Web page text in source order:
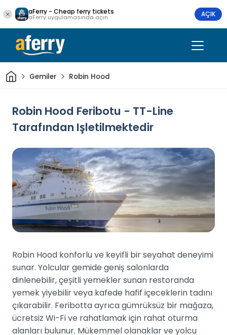
aFerry - Cheap ferry tickets
aFerry uygulamasında açın AÇIK
Ev Gemiler Robin Hood
Robin Hood Feribotu - TT-Line
Tarafından Işletilmektedir
Robin Hood konforlu ve keyifli bir seyahat deneyimi
sunar. Yolcular gemide geniş salonlarda
dinlenebilir, çeşitli yemekler sunan restoranda
yemek yiyebilir veya kafede hafif içeceklerin tadını
çıkarabilir. Feribotta ayrıca gümrüksüz bir mağaza,
ücretsiz Wi-Fi ve rahatlamak için rahat oturma
alanları bulunur. Mükemmel olanaklar ve yolcu